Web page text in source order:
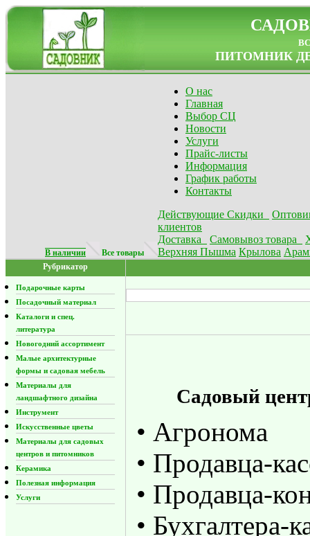
ПИТОМНИК
В наличии Все товары
О нас
Главная
Выбор СЦ
Новости
Услуги
Прайс-листы
Информация
График работы
Контакты
Действующие Скидки
клиентов
Доставка
Самовывоз товара
Верхняя Пышма Крылова
Рубрикатор
Подарочные карты
Посадочный материал
Каталоги и спец.
литература
Новогодний ассортимент
Малые архитектурные
формы и садовая мебель
Материалы для
ландшафтного дизайна
Инструмент
Искусственные цветы
Материалы для садовых
центров и питомников
Керамика
Полезная информация
Услуги
Садовый
• Агронома
• Продавца-
• Продавца-
• Бухгалтера-